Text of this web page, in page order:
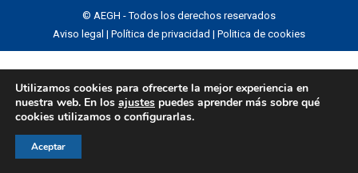
© AEGH - Todos los derechos reservados
Aviso legal | Política de privacidad | Politica de cookies
Utilizamos cookies para ofrecerte la mejor experiencia en
nuestra web. En los ajustes puedes aprender más sobre qué
cookies utilizamos o configurarlas.
Aceptar